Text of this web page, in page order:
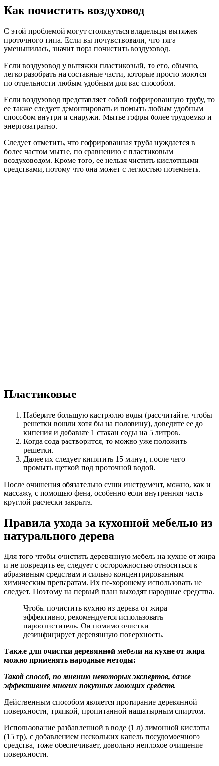
Как почистить воздуховод
С этой проблемой могут столкнуться владельцы вытяжек
проточного типа. Если вы почувствовали, что тяга
уменьшилась, значит пора почистить воздуховод.
Если воздуховод у вытяжки пластиковый, то его, обычно,
легко разобрать на составные части, которые просто моются
по отдельности любым удобным для вас способом.
Если воздуховод представляет собой гофрированную трубу, то
ее также следует демонтировать и помыть любым удобным
способом внутри и снаружи. Мытье гофры более трудоемко и
энергозатратно.
Следует отметить, что гофрированная труба нуждается в
более частом мытье, по сравнению с пластиковым
воздуховодом. Кроме того, ее нельзя чистить кислотными
средствами, потому что она может с легкостью потемнеть.
Пластиковые
Наберите большую кастрюлю воды (рассчитайте, чтобы
решетки вошли хотя бы на половину), доведите ее до
кипения и добавьте 1 стакан соды на 5 литров.
Когда сода растворится, то можно уже положить
решетки.
Далее их следует кипятить 15 минут, после чего
промыть щеткой под проточной водой.
После очищения обязательно суши инструмент, можно, как и
массажу, с помощью фена, особенно если внутренняя часть
круглой расчески закрыта.
Правила ухода за кухонной мебелью из
натурального дерева
Для того чтобы очистить деревянную мебель на кухне от жира
и не повредить ее, следует с осторожностью относиться к
абразивным средствам и сильно концентрированным
химическим препаратам. Их по-хорошему использовать не
следует. Поэтому на первый план выходят народные средства.
Чтобы почистить кухню из дерева от жира
эффективно, рекомендуется использовать
пароочиститель. Он помимо очистки
дезинфицирует деревянную поверхность.
Также для очистки деревянной мебели на кухне от жира
можно применять народные методы:
Такой способ, по мнению некоторых экспертов, даже
эффективнее многих покупных моющих средств.
Действенным способом является протирание деревянной
поверхности, тряпкой, пропитанной нашатырным спиртом.
Использование разбавленной в воде (1 л) лимонной кислоты
(15 гр), с добавлением нескольких капель посудомоечного
средства, тоже обеспечивает, довольно неплохое очищение
поверхности.